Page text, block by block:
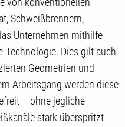
Schweißbrennern,
Unternehmen mithilfe
Technologie. Dies gilt auch
Geometrien und
Arbeitsgang werden diese
– ohne jegliche
stark überspritzt